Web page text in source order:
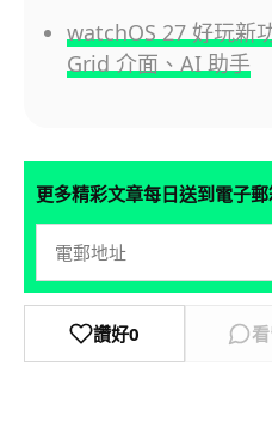
watchOS 27 好玩新
Grid 介面、AI 助手
更多精彩文章每日送到電子
讚好0